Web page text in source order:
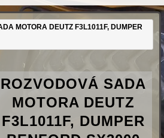
MOTORA DEUTZ F3L1011F, DUMPER
ROZVODOVÁ SADA
MOTORA DEUTZ
F3L1011F, DUMPER